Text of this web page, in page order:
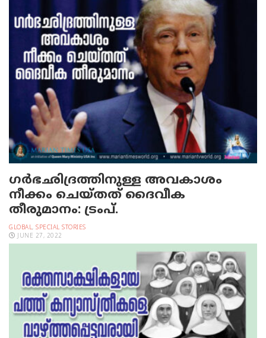
ഗര്‍ഭഛിദ്രത്തിനുള്ള അവകാശം
നീക്കം ചെയ്തത് ദൈവീക
തീരുമാനം: ട്രംപ്.
GLOBAL, SPECIAL STORIES
JUNE 27, 2022